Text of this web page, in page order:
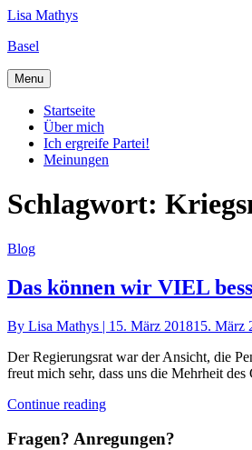
Skip
content
Lisa Mathys
Basel
Menu
Startseite
Über mich
Ich ergreife Partei!
Meinungen
Schlagwort:
Blog
Das können wir VIEL
By Lisa Mathys | 15. März 201815. März
Der Regierungsrat war der Ansicht, die
freut mich sehr, dass uns die Mehrheit des
Continue reading
Fragen? Anregungen?